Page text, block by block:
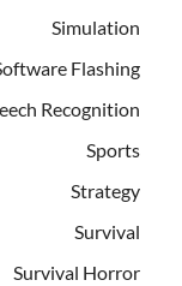
Simulation
Flashing
Recognition
Sports
Strategy
Survival
Survival Horror